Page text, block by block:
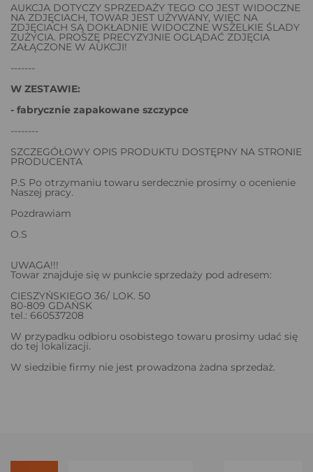
AUKCJA DOTYCZY SPRZEDAŻY TEGO CO JEST WIDOCZNE
NA ZDJĘCIACH, TOWAR JEST UŻYWANY, WIĘC NA
ZDJĘCIACH SĄ DOKŁADNIE WIDOCZNE WSZELKIE ŚLADY
ZUŻYCIA. PROSZĘ PRECYZYJNIE OGLĄDAĆ ZDJĘCIA
ZAŁĄCZONE W AUKCJI!
-------
W ZESTAWIE:
- fabrycznie zapakowane szczypce
--------
SZCZEGÓŁOWY OPIS PRODUKTU DOSTĘPNY NA STRONIE
PRODUCENTA
P.S Po otrzymaniu towaru serdecznie prosimy o ocenienie
Naszej pracy.
Pozdrawiam
O.S
UWAGA!!!
Towar znajduje się w punkcie sprzedaży pod adresem:
CIESZYŃSKIEGO 36/ LOK. 50
80-809 GDAŃSK
tel.: 660537208
W przypadku odbioru osobistego towaru prosimy udać się
do tej lokalizacji.
W siedzibie firmy nie jest prowadzona żadna sprzedaż.